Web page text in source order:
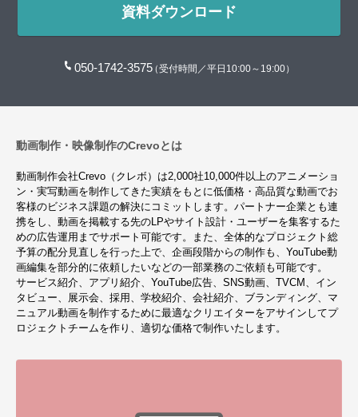
資料ダウンロード
050-1742-3575（受付時間／平日10:00～19:00）
動画制作・映像制作のCrevoとは
動画制作会社Crevo（クレボ）は2,000社10,000件以上のアニメーショ
ン・実写動画を制作してきた実績をもとに低価格・高品質な動画でお
客様のビジネス課題の解決にコミットします。パートナー企業とも連
携をし、動画を掲載する先のLPやサイト設計・ユーザーを集客するた
めの広告運用までサポート可能です。また、全体的なプロジェクト総
予算の配分見直しを行った上で、企画段階からの制作も、YouTube動
画編集を部分的に依頼したいなどの一部業務のご依頼も可能です。
サービス紹介、アプリ紹介、YouTube広告、SNS動画、TVCM、イン
タビュー、展示会、採用、学校紹介、会社紹介、ブランディング、マ
ニュアル動画を制作するために最適なクリエイターをアサインしてプ
ロジェクトチームを作り、適切な価格で制作いたします。